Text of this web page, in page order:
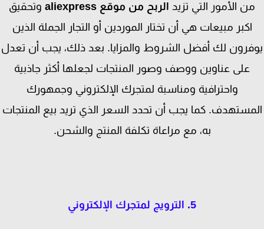
الأمور التي تزيدالربح من موقع aliexpress
وتحقيق
اكبر مبيعات هي أن تختار الموردين أو التجار الجملة الذين
لك أفضل الشروط والمزايا. بعد ذلك، يجب أن تعدل
على عناوين ووصف وصور المنتجات لجعلها أكثر جاذبية
واحترافية ومناسبة لمتجرك الإلكتروني وجمهورك
كما يجب أن تحدد السعر الذي تريد بيع المنتجات
به، مع مراعاة تكلفة المنتج والشحن.